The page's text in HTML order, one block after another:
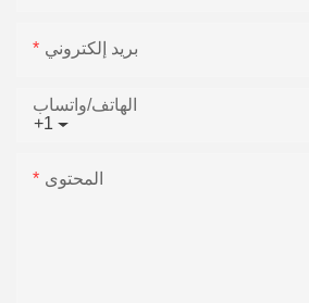
بريد إلكتروني
+1
الهاتف/واتساب
المحتوى